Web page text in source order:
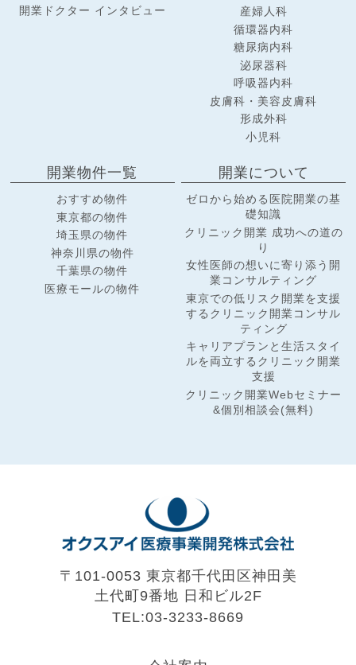
開業ドクター インタビュー
産婦人科
循環器内科
糖尿病内科
泌尿器科
呼吸器内科
皮膚科・美容皮膚科
形成外科
小児科
開業物件一覧
おすすめ物件
東京都の物件
埼玉県の物件
神奈川県の物件
千葉県の物件
医療モールの物件
開業について
ゼロから始める医院開業の基
礎知識
クリニック開業 成功への道の
り
女性医師の想いに寄り添う開
業コンサルティング
東京での低リスク開業を支援
するクリニック開業コンサル
ティング
キャリアプランと生活スタイ
ルを両立するクリニック開業
支援
クリニック開業Webセミナー
&個別相談会(無料)
〒101-0053 東京都千代田区神田美
土代町9番地 日和ビル2F
TEL:03-3233-8669